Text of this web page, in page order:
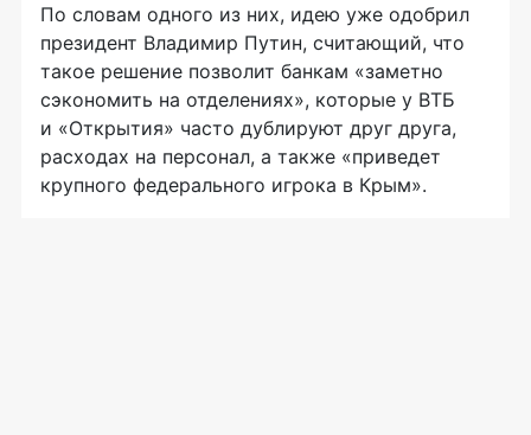
По словам одного из них, идею уже одобрил
президент Владимир Путин, считающий, что
такое решение позволит банкам «заметно
сэкономить на отделениях», которые у ВТБ
и «Открытия» часто дублируют друг друга,
расходах на персонал, а также «приведет
крупного федерального игрока в Крым».